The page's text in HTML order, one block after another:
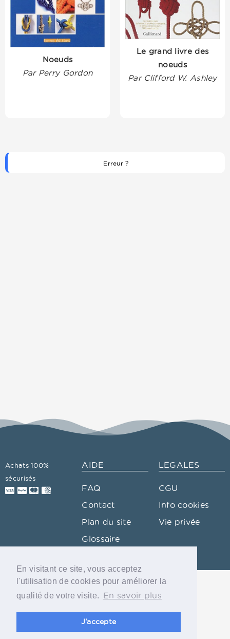
En visitant ce site, vous acceptez
l'utilisation de cookies pour améliorer la
qualité de votre visite. En savoir plus
J'accepte
Noeuds
Par Perry Gordon
Le grand livre des
noeuds
Par Clifford W. Ashley
Erreur ?
Achats 100%
sécurisés
AIDE
FAQ
Contact
Plan du site
Glossaire
LEGALES
CGU
Info cookies
Vie privée